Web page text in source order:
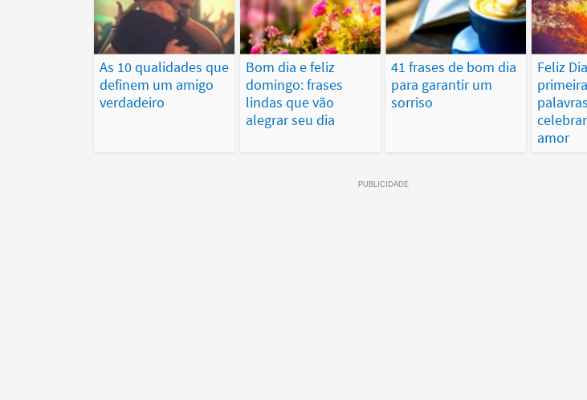
As 10 qualidades que
definem um amigo
verdadeiro
Bom dia e feliz
domingo: frases
lindas que vão
alegrar seu dia
41 frases de bom dia
para garantir um
sorriso
Feliz
amor